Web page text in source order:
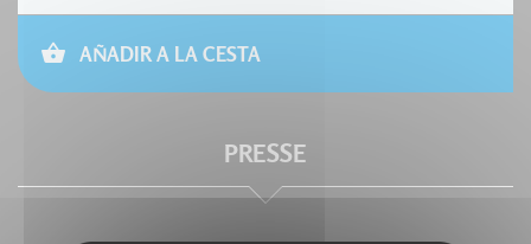
AÑADIR A LA CESTA
PRESSE